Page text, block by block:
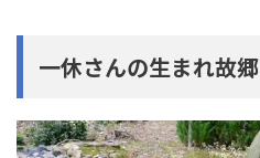
一休さんの生まれ故郷